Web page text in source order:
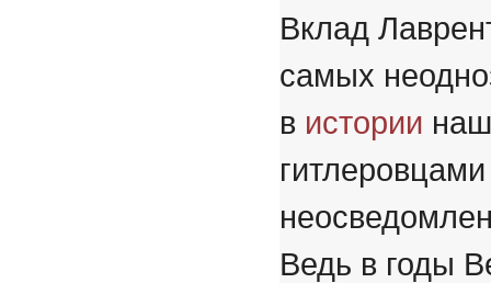
Вклад
самых
в истории
Ведь в годы